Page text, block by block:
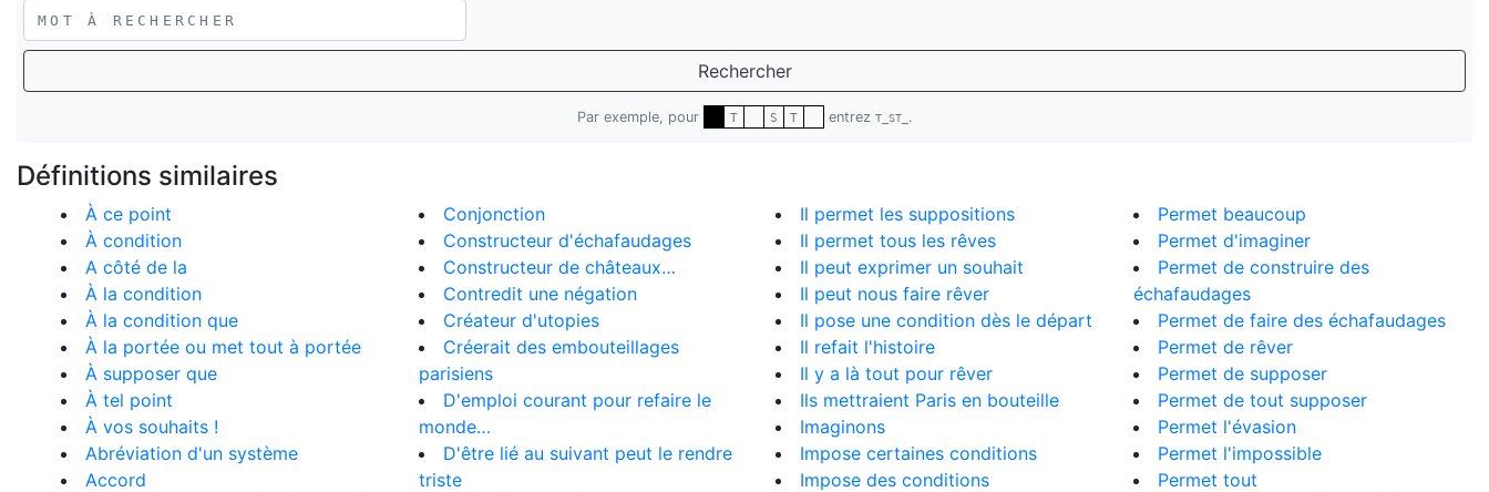
Rechercher
Par exemple, pour T S T entrez T_ST_ .
Définitions similaires
À ce point
À condition
A côté de la
À la condition
À la condition que
À la portée ou met tout à portée
À supposer que
À tel point
À vos souhaits !
Abréviation d'un système
Accord
Conjonction
Constructeur d'échafaudages
Constructeur de châteaux…
Contredit une négation
Créateur d'utopies
Créerait des embouteillages
parisiens
D'emploi courant pour refaire le
monde…
D'être lié au suivant peut le rendre
triste
Il permet les suppositions
Il permet tous les rêves
Il peut exprimer un souhait
Il peut nous faire rêver
Il pose une condition dès le départ
Il refait l'histoire
Il y a là tout pour rêver
Ils mettraient Paris en bouteille
Imaginons
Impose certaines conditions
Impose des conditions
Permet beaucoup
Permet d'imaginer
Permet de construire des
échafaudages
Permet de faire des échafaudages
Permet de rêver
Permet de supposer
Permet de tout supposer
Permet l'évasion
Permet l'impossible
Permet tout